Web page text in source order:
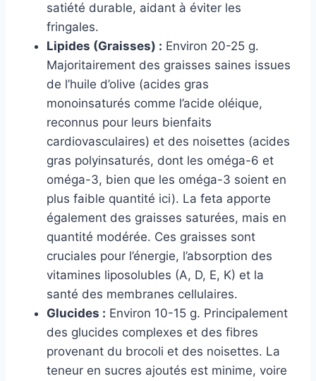
satiété durable, aidant à éviter les
fringales.
Lipides (Graisses) : Environ 20-25 g.
Majoritairement des graisses saines issues
de l’huile d’olive (acides gras
monoinsaturés comme l’acide oléique,
reconnus pour leurs bienfaits
cardiovasculaires) et des noisettes (acides
gras polyinsaturés, dont les oméga-6 et
oméga-3, bien que les oméga-3 soient en
plus faible quantité ici). La feta apporte
également des graisses saturées, mais en
quantité modérée. Ces graisses sont
cruciales pour l’énergie, l’absorption des
vitamines liposolubles (A, D, E, K) et la
santé des membranes cellulaires.
Glucides : Environ 10-15 g. Principalement
des glucides complexes et des fibres
provenant du brocoli et des noisettes. La
teneur en sucres ajoutés est minime, voire